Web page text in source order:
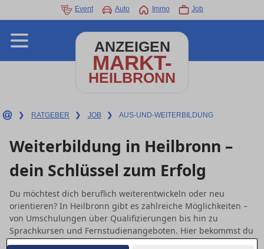
Event Auto Immo Job
ANZEIGEN
MARKT-
HEILBRONN
❯ RATGEBER ❯ JOB ❯ AUS-UND-WEITERBILDUNG
Weiterbildung in Heilbronn –
dein Schlüssel zum Erfolg
Du möchtest dich beruflich weiterentwickeln oder neu
orientieren? In Heilbronn gibt es zahlreiche Möglichkeiten –
von Umschulungen über Qualifizierungen bis hin zu
Sprachkursen und Fernstudienangeboten. Hier bekommst du
eine klare Schritt-für-Schritt-Hilfe für deine Weiterbildung